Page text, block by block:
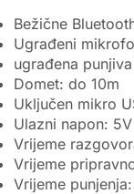
Bežične
Ugrađeni
ugrađena
Domet: do 10m
Uključen mikro
Ulazni napon:
Vrijeme
Vrijeme
Vrijeme